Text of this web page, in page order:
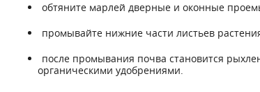
обтяните марлей дверные и оконные
промывайте нижние части листьев
после промывания почва становится
органическими удобрениями.